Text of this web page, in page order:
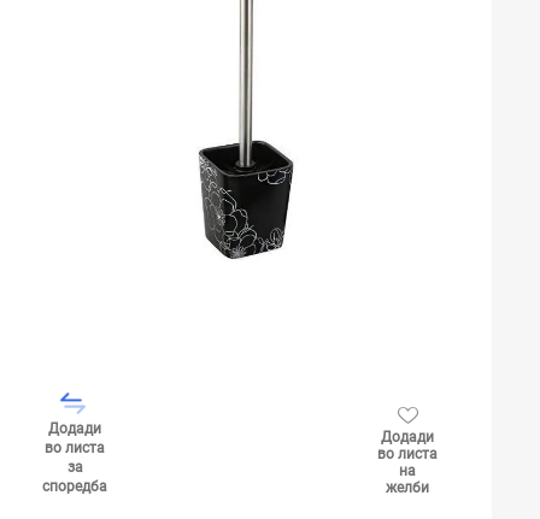
Додади
во листа
за
споредба
Додади
во листа
на
желби